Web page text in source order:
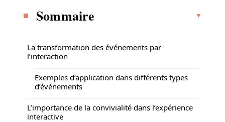
Sommaire
La transformation des événements par
l’interaction
Exemples d’application dans différents types
d’événements
L’importance de la convivialité dans l’expérience
interactive